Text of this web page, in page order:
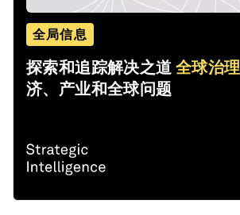
全局信息
探索和追踪解决之道全球治理
济、产业和全球问题